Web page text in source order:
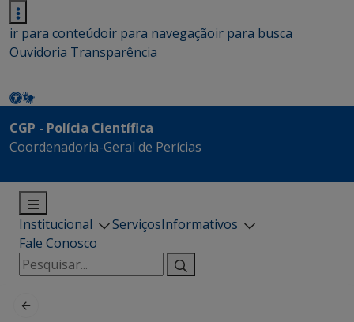
ir para conteúdoir para navegaçãoir para busca
Ouvidoria Transparência
CGP - Polícia Científica
Coordenadoria-Geral de Perícias
Institucional ServiçosInformativos
Fale Conosco
Pesquisar
por: